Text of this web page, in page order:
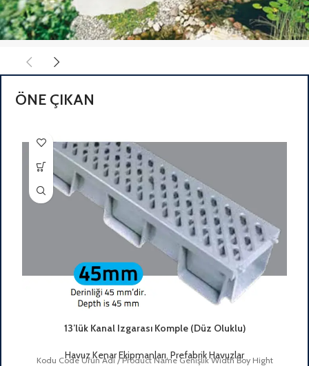
CO PANEL X
HAVUZ
ÖNE ÇIKAN
13’lük Kanal Izgarası Komple (Düz Oluklu)
Havuz Kenar Ekipmanları, Prefabrik Havuzlar
Kodu Code Ürün Adı / Product Name Genişlik Width Boy Hight